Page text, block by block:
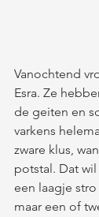
Vanochtend
Esra. Ze
de geiten en
varkens
zware klus,
potstal. Dat
een laagje
maar een of